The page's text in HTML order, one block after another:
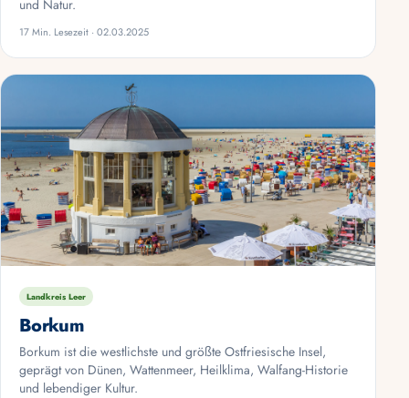
und Natur.
17 Min. Lesezeit · 02.03.2025
Landkreis Leer
Borkum
Borkum ist die westlichste und größte Ostfriesische Insel,
geprägt von Dünen, Wattenmeer, Heilklima, Walfang-Historie
und lebendiger Kultur.